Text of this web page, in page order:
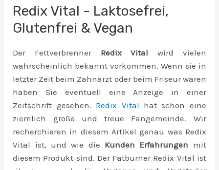
Redix Vital - Laktosefrei,
Glutenfrei & Vegan
Der Fettverbrenner Redix Vital wird vielen
wahrscheinlich bekannt vorkommen. Wenn sie in
letzter Zeit beim Zahnarzt oder beim Friseur waren
haben Sie eventuell eine Anzeige in einer
Zeitschrift gesehen. Redix Vital hat schon eine
ziemlich große und treue Fangemeinde. Wir
recherchieren in diesem Artikel genau was Redix
Vital ist, und wie die Kunden Erfahrungen mit
diesem Produkt sind. Der Fatburner Redix Vital ist